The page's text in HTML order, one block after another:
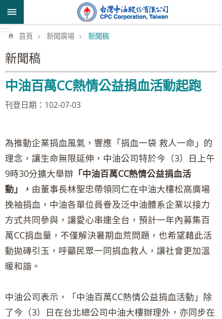
跳到主要內容區塊
::::::
首頁 新聞廣場 新聞稿
新聞稿
中油百萬CC熱情公益捐血活動起跑
刊登日期：102-07-03
為推動企業捐血風氣，響應「捐血一袋 救人一命」的
理念，讓生命無限延伸，中油公司特於今（3）日上午
9時30分擴大舉辦 「中油百萬CC熱情公益捐血活
動」， 由董事長林聖忠帶領同仁在中油大樓松高廣場
挽袖捐血，中油各單位員眷及泛中油體系企業以接力
方式共同參與，讓愛心串連全台，預計一年內募集百
萬CC捐血量，不僅解決暑期血荒問題，也希望藉此活
動拋磚引玉，呼籲民眾一同捐血救人，讓社會更加溫
暖和諧。
中油公司表示，「中油百萬CC熱情公益捐血活動」除
了今（3）日在台北總公司中油大樓辦理外，亦同步在